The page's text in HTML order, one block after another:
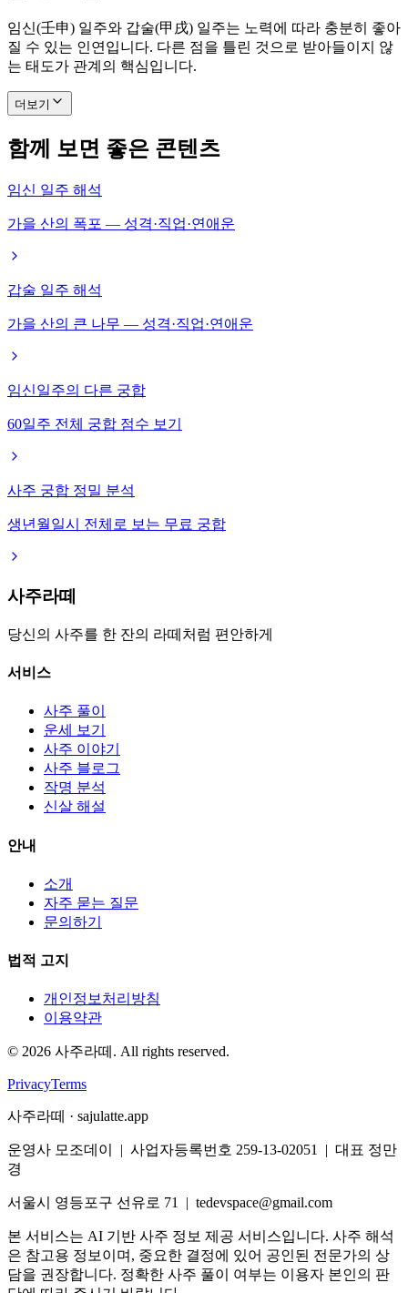
임신(壬申) 일주와 갑술(甲戌) 일주는 노력에 따라 충분히 좋아
질 수 있는 인연입니다. 다른 점을 틀린 것으로 받아들이지 않
는 태도가 관계의 핵심입니다.
더보기
함께 보면 좋은 콘텐츠
임신 일주 해석
가을 산의 폭포 — 성격·직업·연애운
갑술 일주 해석
가을 산의 큰 나무 — 성격·직업·연애운
임신일주의 다른 궁합
60일주 전체 궁합 점수 보기
사주 궁합 정밀 분석
생년월일시 전체로 보는 무료 궁합
사주라떼
당신의 사주를 한 잔의 라떼처럼 편안하게
서비스
사주 풀이
운세 보기
사주 이야기
사주 블로그
작명 분석
신살 해설
안내
소개
자주 묻는 질문
문의하기
법적 고지
개인정보처리방침
이용약관
© 2026 사주라떼. All rights reserved.
PrivacyTerms
사주라떼 · sajulatte.app
운영사 모조데이 | 사업자등록번호 259-13-02051 | 대표 정만
경
서울시 영등포구 선유로 71 | tedevspace@gmail.com
본 서비스는 AI 기반 사주 정보 제공 서비스입니다. 사주 해석
은 참고용 정보이며, 중요한 결정에 있어 공인된 전문가의 상
담을 권장합니다. 정확한 사주 풀이 여부는 이용자 본인의 판